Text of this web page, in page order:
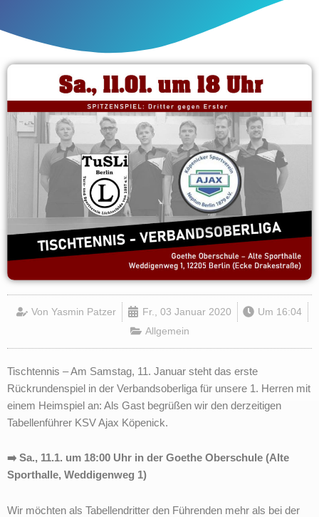
Von Yasmin Patzer Fr., 03 Januar 2020 Um 16:04
Allgemein
Tischtennis – Am Samstag, 11. Januar steht das erste
Rückrundenspiel in der Verbandsoberliga für unsere 1. Herren mit
einem Heimspiel an: Als Gast begrüßen wir den derzeitigen
Tabellenführer KSV Ajax Köpenick.
➡️ Sa., 11.1. um 18:00 Uhr in der Goethe Oberschule (Alte
Sporthalle, Weddigenweg 1)
Wir möchten als Tabellendritter den Führenden mehr als bei der